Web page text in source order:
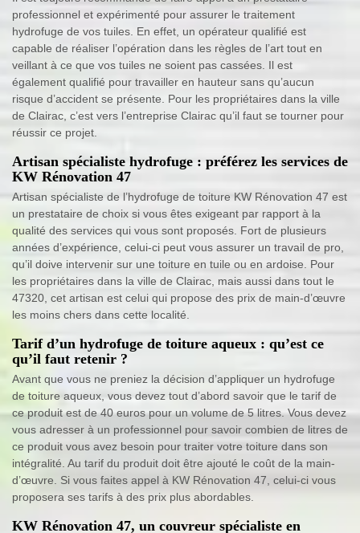
professionnel et expérimenté pour assurer le traitement
hydrofuge de vos tuiles. En effet, un opérateur qualifié est
capable de réaliser l’opération dans les règles de l’art tout en
veillant à ce que vos tuiles ne soient pas cassées. Il est
également qualifié pour travailler en hauteur sans qu’aucun
risque d’accident se présente. Pour les propriétaires dans la ville
de Clairac, c’est vers l’entreprise Clairac qu’il faut se tourner pour
réussir ce projet.
Artisan spécialiste hydrofuge : préférez les services de
KW Rénovation 47
Artisan spécialiste de l’hydrofuge de toiture KW Rénovation 47 est
un prestataire de choix si vous êtes exigeant par rapport à la
qualité des services qui vous sont proposés. Fort de plusieurs
années d’expérience, celui-ci peut vous assurer un travail de pro,
qu’il doive intervenir sur une toiture en tuile ou en ardoise. Pour
les propriétaires dans la ville de Clairac, mais aussi dans tout le
47320, cet artisan est celui qui propose des prix de main-d’œuvre
les moins chers dans cette localité.
Tarif d’un hydrofuge de toiture aqueux : qu’est ce
qu’il faut retenir ?
Avant que vous ne preniez la décision d’appliquer un hydrofuge
de toiture aqueux, vous devez tout d’abord savoir que le tarif de
ce produit est de 40 euros pour un volume de 5 litres. Vous devez
vous adresser à un professionnel pour savoir combien de litres de
ce produit vous avez besoin pour traiter votre toiture dans son
intégralité. Au tarif du produit doit être ajouté le coût de la main-
d’œuvre. Si vous faites appel à KW Rénovation 47, celui-ci vous
proposera ses tarifs à des prix plus abordables.
KW Rénovation 47, un couvreur spécialiste en